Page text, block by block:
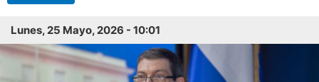
Lunes, 25 Mayo, 2026 - 10:01